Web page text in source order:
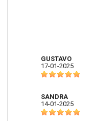
GUSTAVO
17-01-2025
SANDRA
14-01-2025